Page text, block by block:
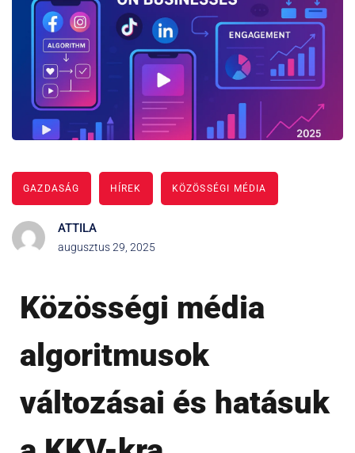
GAZDASÁG HÍREK KÖZÖSSÉGI MÉDIA
ATTILA
augusztus 29, 2025
Közösségi média
algoritmusok
változásai és hatásuk